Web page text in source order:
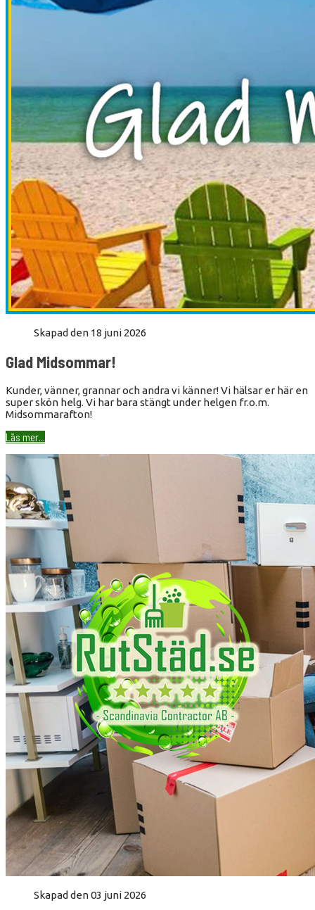
Skapad den 18 juni 2026
Glad Midsommar!
Kunder, vänner, grannar och andra vi känner! Vi hälsar er här en
super skön helg. Vi har bara stängt under helgen fr.o.m.
Midsommarafton!
Läs mer...
Skapad den 03 juni 2026